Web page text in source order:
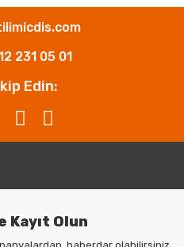
231 05 01
Edin:
Kayıt Olun